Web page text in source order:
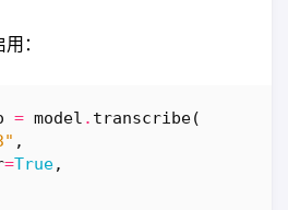
：
= model . transcribe(
,
=True,